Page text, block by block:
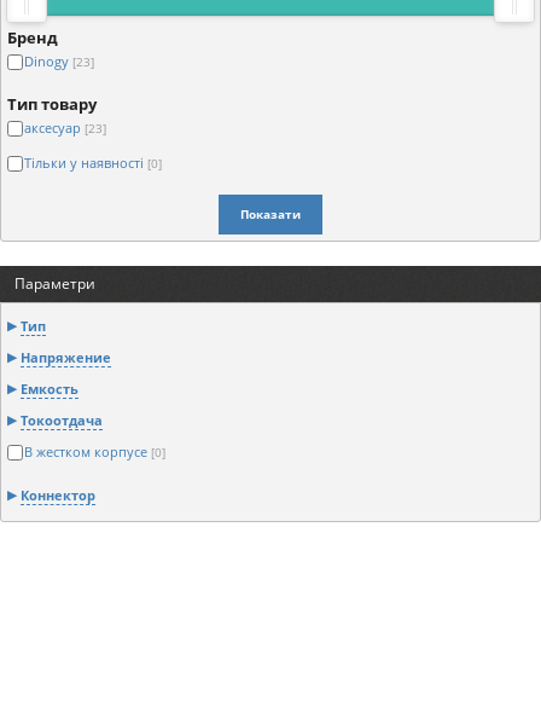
Бренд
Dinogy [23]
Тип товару
аксесуар [23]
Тільки у наявності [0]
Показати
Параметри
Тип
Напряжение
Емкость
Токоотдача
В жестком корпусе [0]
Коннектор